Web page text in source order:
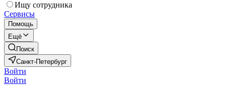
Ищу сотрудника
Сервисы
Помощь
Ещё
Поиск
Санкт-Петербург
Войти
Войти